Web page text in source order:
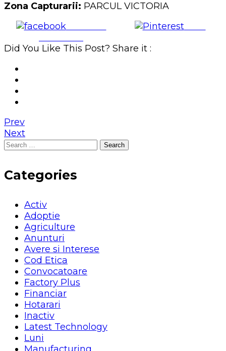
Zona Capturarii: PARCUL VICTORIA
Share on
Save
Did You Like This Post? Share it :
Prev
Next
Search
Categories
Activ
Adoptie
Agriculture
Anunturi
Avere si Interese
Cod Etica
Convocatoare
Factory Plus
Financiar
Hotarari
Inactiv
Latest Technology
Luni